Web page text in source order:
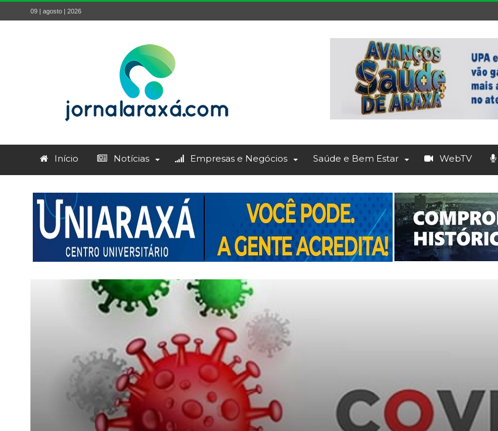
09 | agosto | 2026
Início Notícias Empresas e Negócios Saúde e Bem Estar WebTV